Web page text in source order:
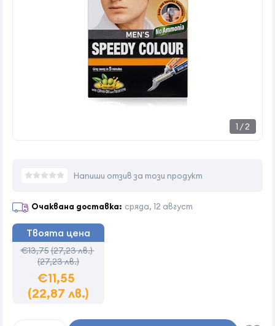
1 /2
Напиши отзив за този продукт
Очаквана доставка: сряда, 12 август
Твоята цена
€13,75(27,23 лв.)
(27,23 лв.)
€11,55
(22,87 лв.)